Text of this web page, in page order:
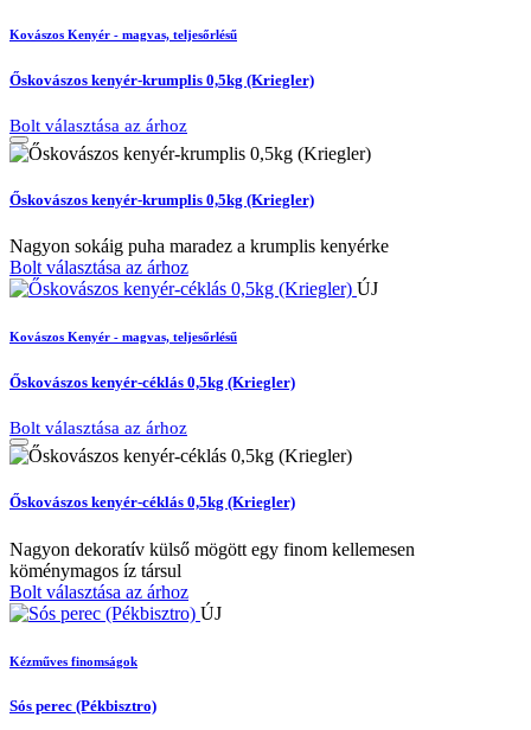
Kovászos Kenyér - magvas, teljesőrlésű
Őskovászos kenyér-krumplis 0,5kg (Kriegler)
Bolt választása az árhoz
Őskovászos kenyér-krumplis 0,5kg (Kriegler)
Nagyon sokáig puha maradez a krumplis kenyérke
Bolt választása az árhoz
ÚJ
Kovászos Kenyér - magvas, teljesőrlésű
Őskovászos kenyér-céklás 0,5kg (Kriegler)
Bolt választása az árhoz
Őskovászos kenyér-céklás 0,5kg (Kriegler)
Nagyon dekoratív külső mögött egy finom kellemesen
köménymagos íz társul
Bolt választása az árhoz
ÚJ
Kézműves finomságok
Sós perec (Pékbisztro)